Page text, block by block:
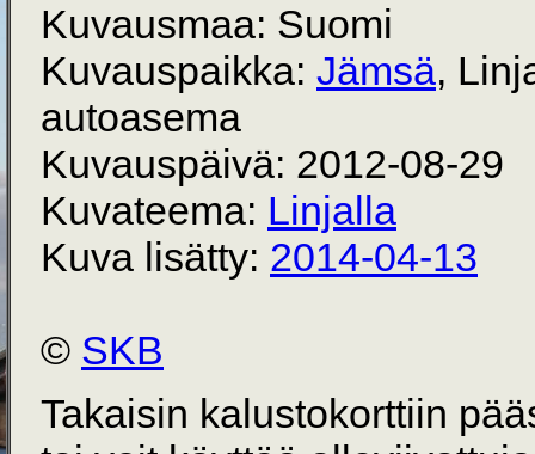
Kuvausmaa: Suomi
Kuvauspaikka: Jämsä,
autoasema
Kuvauspäivä: 2012-08-29
Kuvateema: Linjalla
Kuva lisätty: 2014-04-13
© SKB
Takaisin kalustokorttiin